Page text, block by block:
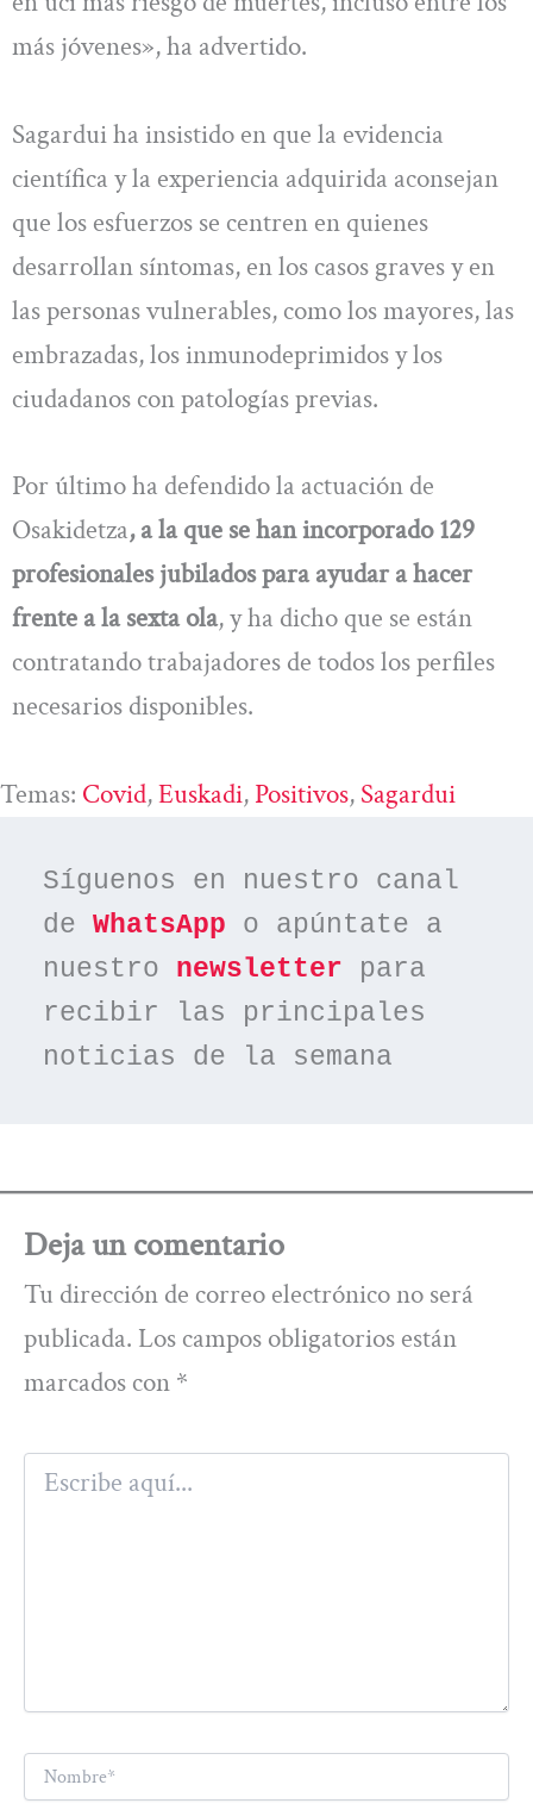
más jóvenes», ha advertido.
Sagardui ha insistido en que la evidencia
científica y la experiencia adquirida aconsejan
que los esfuerzos se centren en quienes
desarrollan síntomas, en los casos graves y en
las personas vulnerables, como los mayores, las
embrazadas, los inmunodeprimidos y los
ciudadanos con patologías previas.
Por último ha defendido la actuación de
Osakidetza, a la que se han incorporado 129
profesionales jubilados para ayudar a hacer
frente a la sexta ola, y ha dicho que se están
contratando trabajadores de todos los perfiles
necesarios disponibles.
Temas: Covid, Euskadi, Positivos, Sagardui
Síguenos en nuestro canal
de WhatsApp o apúntate a
nuestro newsletter para
recibir las principales
noticias de la semana
Deja un comentario
Tu dirección de correo electrónico no será
publicada. Los campos obligatorios están
marcados con *
Escribe
aquí...
Nombre*